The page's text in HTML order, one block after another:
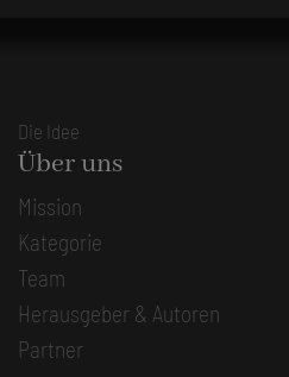
Die Idee
Über uns
Mission
Kategorie
Team
Herausgeber & Autoren
Partner